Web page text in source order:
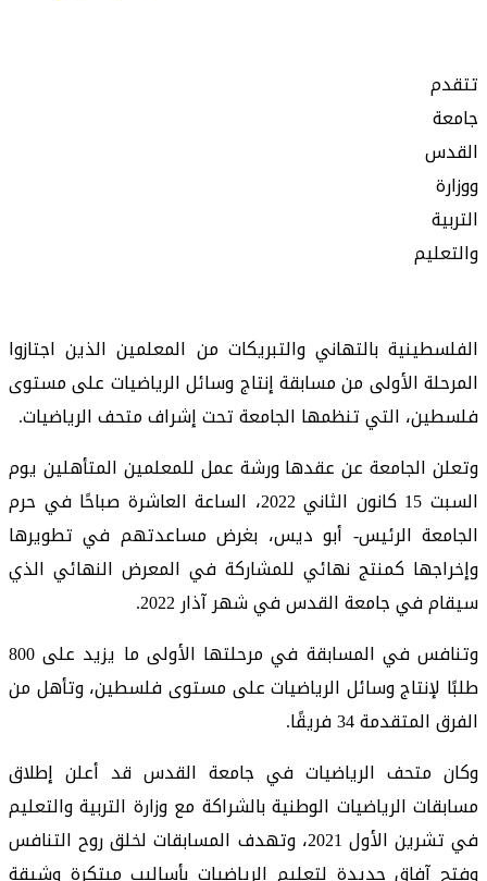
تتقدم
جامعة
القدس
ووزارة
التربية
والتعليم
الفلسطينية بالتهاني والتبريكات من المعلمين الذين اجتازوا
المرحلة الأولى من مسابقة إنتاج وسائل الرياضيات على مستوى
فلسطين، التي تنظمها الجامعة تحت إشراف متحف الرياضيات.
وتعلن الجامعة عن عقدها ورشة عمل للمعلمين المتأهلين يوم
السبت 15 كانون الثاني 2022، الساعة العاشرة صباحًا في حرم
الجامعة الرئيس- أبو ديس، بغرض مساعدتهم في تطويرها
وإخراجها كمنتج نهائي للمشاركة في المعرض النهائي الذي
سيقام في جامعة القدس في شهر آذار 2022.
وتنافس في المسابقة في مرحلتها الأولى ما يزيد على 800
طلبًا لإنتاج وسائل الرياضيات على مستوى فلسطين، وتأهل من
الفرق المتقدمة 34 فريقًا.
وكان متحف الرياضيات في جامعة القدس قد أعلن إطلاق
مسابقات الرياضيات الوطنية بالشراكة مع وزارة التربية والتعليم
في تشرين الأول 2021، وتهدف المسابقات لخلق روح التنافس
وفتح آفاق جديدة لتعليم الرياضيات بأساليب مبتكرة وشيقة